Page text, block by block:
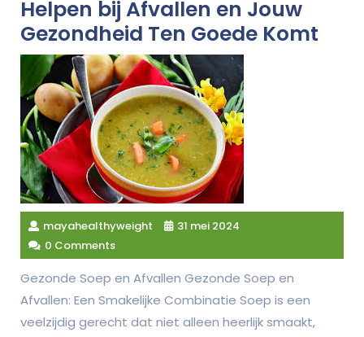
Helpen bij Afvallen en Jouw
Gezondheid Ten Goede Komt
mayahealthyweight
31 mei 2024
0 Comments
Gezonde Soep en Afvallen Gezonde Soep en
Afvallen: Een Smakelijke Combinatie Soep is een
veelzijdig gerecht dat niet alleen heerlijk smaakt,